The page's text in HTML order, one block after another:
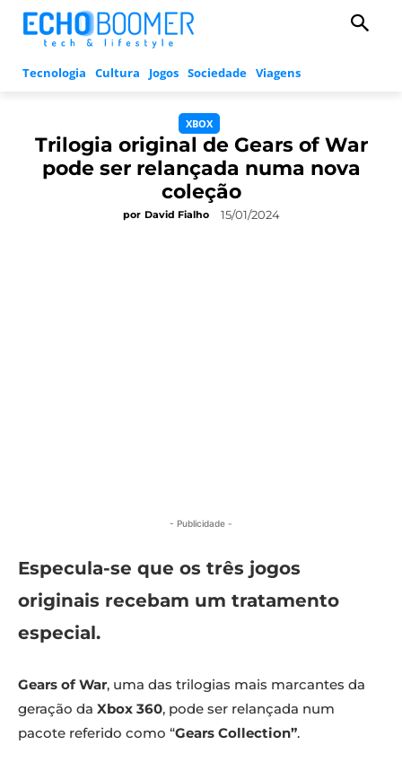
Tecnologia Cultura Jogos Sociedade Viagens
XBOX
Trilogia original de Gears of War
pode ser relançada numa nova
coleção
por David Fialho 15/01/2024
- Publicidade -
Especula-se que os três jogos
originais recebam um tratamento
especial.
Gears of War, uma das trilogias mais marcantes da
geração da Xbox 360, pode ser relançada num
pacote referido como “Gears Collection”.